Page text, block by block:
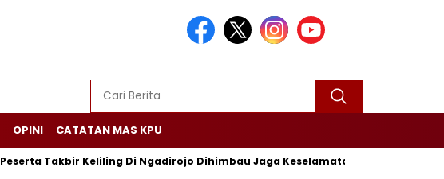
OPINI CATATAN MAS KPU
Peserta Takbir Keliling Di Ngadirojo Dihimbau Jaga Keselamatan dan Ketertiban